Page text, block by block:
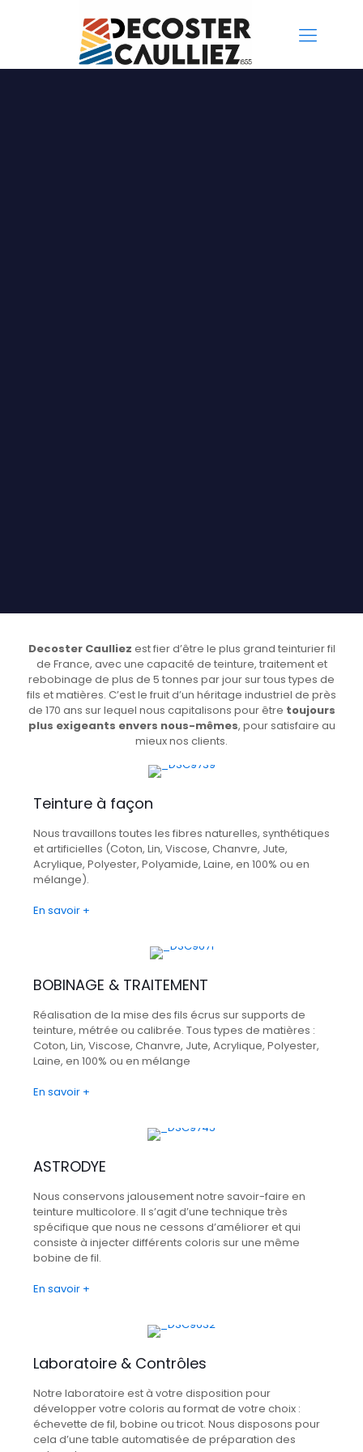
Decoster Caulliez est fier d’être le plus grand teinturier fil
de France, avec une capacité de teinture, traitement et
rebobinage de plus de 5 tonnes par jour sur tous types de
fils et matières. C’est le fruit d’un héritage industriel de près
de 170 ans sur lequel nous capitalisons pour être toujours
plus exigeants envers nous-mêmes, pour satisfaire au
mieux nos clients.
Teinture à façon
Nous travaillons toutes les fibres naturelles, synthétiques
et artificielles (Coton, Lin, Viscose, Chanvre, Jute,
Acrylique, Polyester, Polyamide, Laine, en 100% ou en
mélange).
En savoir +
BOBINAGE & TRAITEMENT
Réalisation de la mise des fils écrus sur supports de
teinture, métrée ou calibrée. Tous types de matières :
Coton, Lin, Viscose, Chanvre, Jute, Acrylique, Polyester,
Laine, en 100% ou en mélange
En savoir +
ASTRODYE
Nous conservons jalousement notre savoir-faire en
teinture multicolore. Il s’agit d’une technique très
spécifique que nous ne cessons d’améliorer et qui
consiste à injecter différents coloris sur une même
bobine de fil.
En savoir +
Laboratoire & Contrôles
Notre laboratoire est à votre disposition pour
développer votre coloris au format de votre choix :
échevette de fil, bobine ou tricot. Nous disposons pour
cela d’une table automatisée de préparation des